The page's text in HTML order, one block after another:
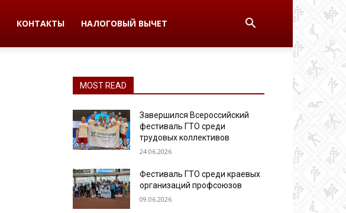
КОНТАКТЫ НАЛОГОВЫЙ ВЫЧЕТ
MOST READ
Завершился Всероссийский
фестиваль ГТО среди
трудовых коллективов
24.06.2026
Фестиваль ГТО среди краевых
организаций профсоюзов
09.06.2026